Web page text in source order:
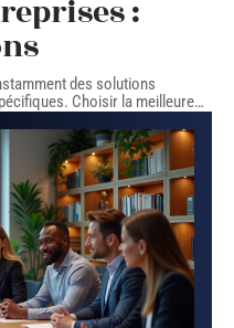
:
des solutions
Choisir la meilleure…